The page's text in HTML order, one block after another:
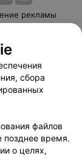
рекламы
оплаты
сбора
файлов
позднее время.
о целях,